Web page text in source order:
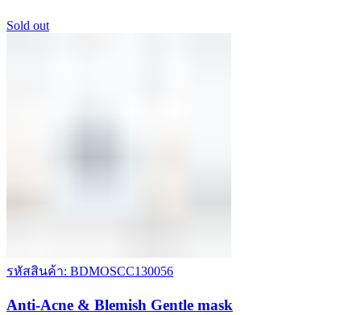
Sold out
รหัสสินค้า: BDMOSCC130056
Anti-Acne & Blemish Gentle mask